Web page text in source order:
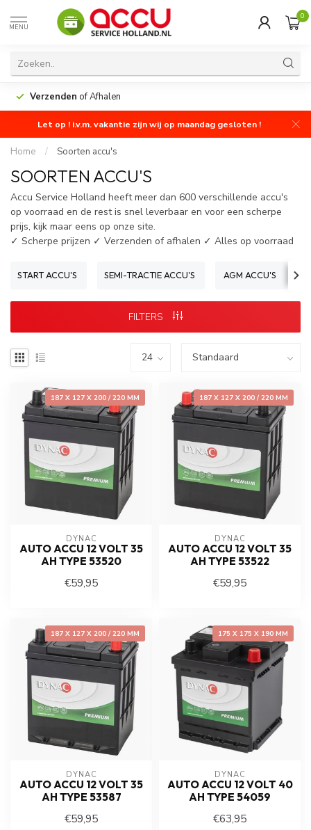
MENU
0
Verzenden of Afhalen
Let op ! i.v.m. vakantie zijn wij op maandag gesloten !
Home / Soorten accu's
SOORTEN ACCU'S
Accu Service Holland heeft meer dan 600 verschillende accu's
op voorraad en de rest is snel leverbaar en voor een scherpe
prijs, kijk maar eens op onze site.
✓ Scherpe prijzen ✓ Verzenden of afhalen ✓ Alles op voorraad
START ACCU'S SEMI-TRACTIE ACCU'S AGM ACCU'S
FILTERS
187 X 127 X 200 / 220 MM
DYNAC
AUTO ACCU 12 VOLT 35
AH TYPE 53520
€59,95
187 X 127 X 200 / 220 MM
DYNAC
AUTO ACCU 12 VOLT 35
AH TYPE 53522
€59,95
187 X 127 X 200 / 220 MM
DYNAC
AUTO ACCU 12 VOLT 35
AH TYPE 53587
€59,95
175 X 175 X 190 MM
DYNAC
AUTO ACCU 12 VOLT 40
AH TYPE 54059
€63,95